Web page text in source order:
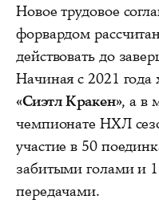
Новое трудовое
форвардом
действовать до
Начиная с 2021
«Сиэтл Кракен», а в
чемпионате НХЛ
участие в 50
забитыми голами и
передачами.